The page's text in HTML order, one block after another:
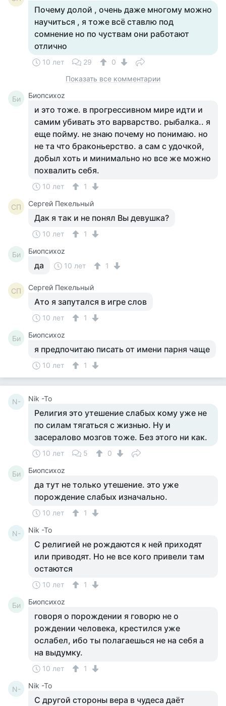
Почему долой , очень даже многому можно
научиться , я тоже всё ставлю под
сомнение но по чуствам они работают
отлично
10 лет 29
0
Показать все комментарии
Би Биопсихоz
и это тоже. в прогрессивном мире идти и
самим убивать это варварство. рыбалка.. я
еще пойму. не знаю почему но понимаю. но
не та что браконьерство. а сам с удочкой,
добыл хоть и минимально но все же можно
похвалить себя.
10 лет 1
СП Сергей Пекельный
Дак я так и не понял Вы девушка?
10 лет 1
Би Биопсихоz
да 10 лет 1
СП Сергей Пекельный
Ато я запутался в игре слов
10 лет 1
Би Биопсихоz
я предпочитаю писать от имени парня чаще
10 лет 1
N- Nik -To
Религия это утешение слабых кому уже не
по силам тягаться с жизнью. Ну и
засералово мозгов тоже. Без этого ни как.
10 лет 5 0
Би Биопсихоz
да тут не только утешение. это уже
порождение слабых изначально.
10 лет 1
N- Nik -To
С религией не рождаются к ней приходят
или приводят. Но не все кого привели там
остаются
10 лет 1
Би Биопсихоz
говоря о порождении я говорю не о
рождении человека, крестился уже
ослабел, ибо ты полагаешься не на себя а
на выдумку.
10 лет 1
N- Nik -To
С другой стороны вера в чудеса даёт